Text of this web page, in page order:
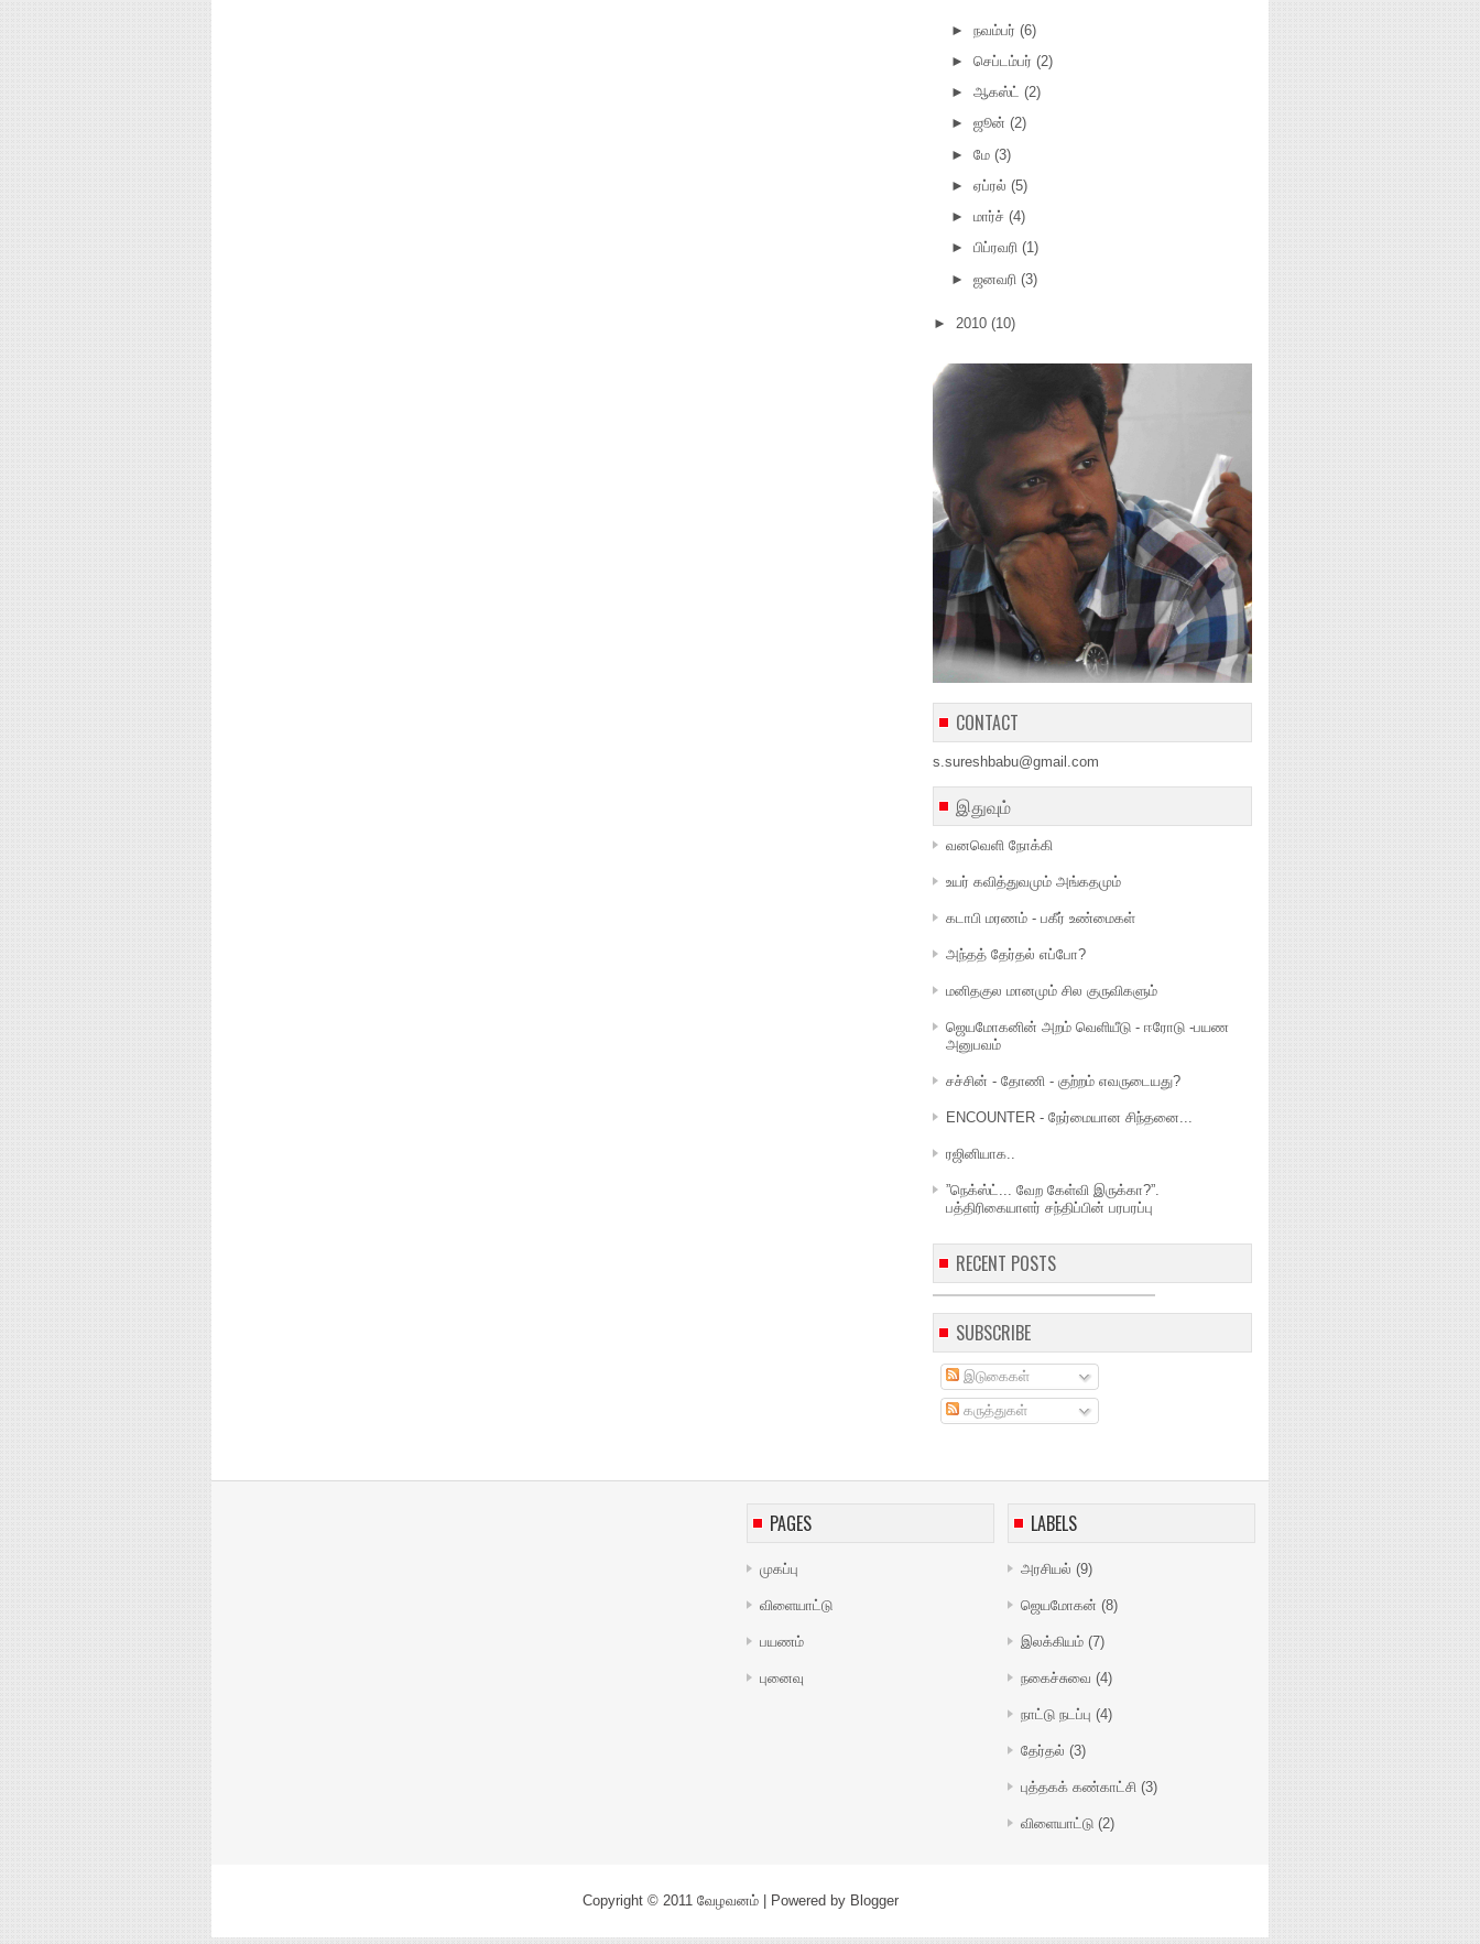
► நவம்பர் (6)
► செப்டம்பர் (2)
► ஆகஸ்ட் (2)
► ஜூன் (2)
► மே (3)
► ஏப்ரல் (5)
► மார்ச் (4)
► பிப்ரவரி (1)
► ஜனவரி (3)
► 2010 (10)
CONTACT
s.sureshbabu@gmail.com
இதுவும்
வனவெளி நோக்கி
உயர் கவித்துவமும் அங்கதமும்
கடாபி மரணம் - பகீர் உண்மைகள்
அந்தத் தேர்தல் எப்போ?
மனிதகுல மானமும் சில குருவிகளும்
ஜெயமோகனின் அறம் வெளியீடு - ஈரோடு -பயண
அனுபவம்
சச்சின் - தோணி - குற்றம் எவருடையது?
ENCOUNTER - நேர்மையான சிந்தனை...
ரஜினியாக..
”நெக்ஸ்ட்... வேற கேள்வி இருக்கா?”.
பத்திரிகையாளர் சந்திப்பின் பரபரப்பு
RECENT POSTS
SUBSCRIBE
இடுகைகள்
கருத்துகள்
PAGES
முகப்பு
விளையாட்டு
பயணம்
புனைவு
LABELS
அரசியல் (9)
ஜெயமோகன் (8)
இலக்கியம் (7)
நகைச்சுவை (4)
நாட்டு நடப்பு (4)
தேர்தல் (3)
புத்தகக் கண்காட்சி (3)
விளையாட்டு (2)
Copyright © 2011 வேழவனம் | Powered by Blogger